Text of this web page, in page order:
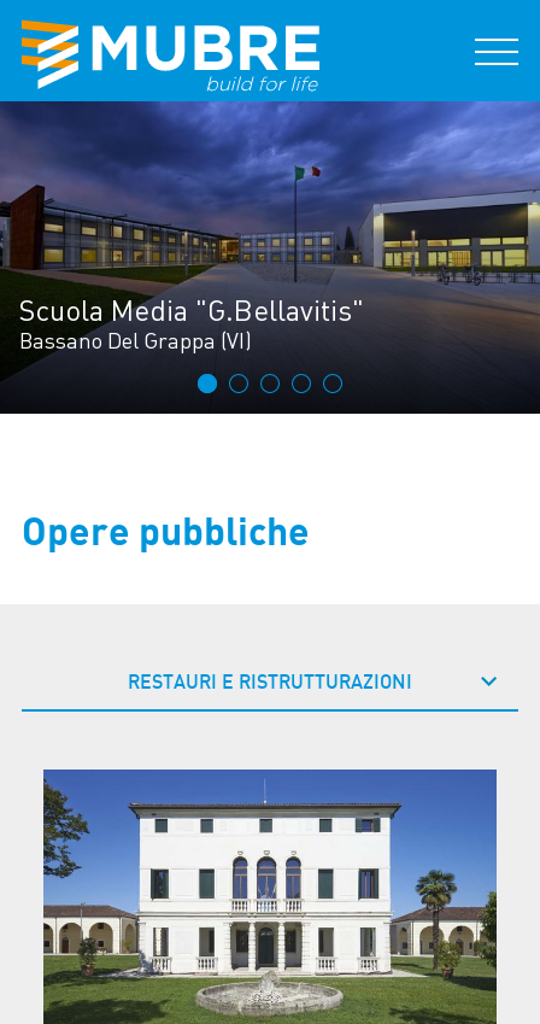
Scuola Media "G.Bellavitis"
Bassano Del Grappa (VI)
Opere pubbliche
RESTAURI E RISTRUTTURAZIONI